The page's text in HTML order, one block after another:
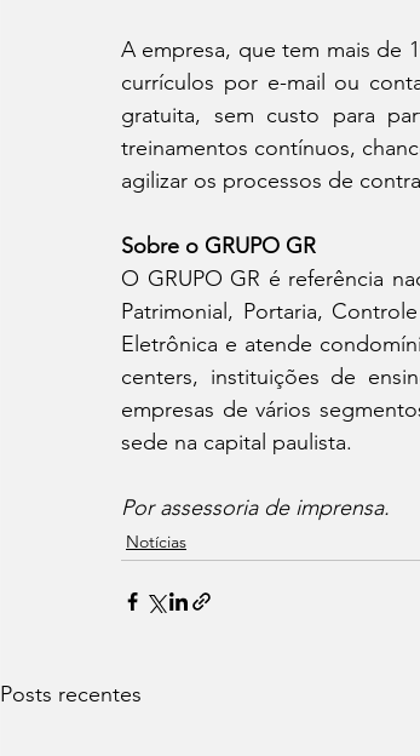
A empresa, que tem mais de
currículos por e-mail ou
gratuita, sem custo para
treinamentos contínuos,
agilizar os processos de
Sobre o GRUPO GR
O GRUPO GR é referência
Patrimonial, Portaria,
Eletrônica e atende
centers, instituições de
empresas de vários
sede na capital paulista.
Por assessoria de imprensa.
Notícias
Posts recentes